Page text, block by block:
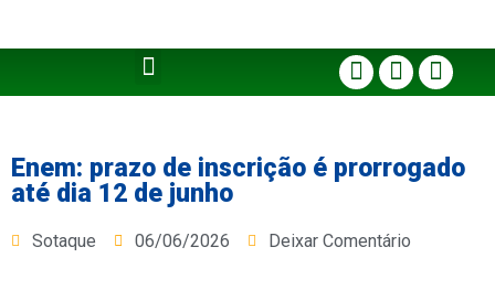
Enem: prazo de inscrição é prorrogado
até dia 12 de junho
Sotaque 06/06/2026 Deixar Comentário